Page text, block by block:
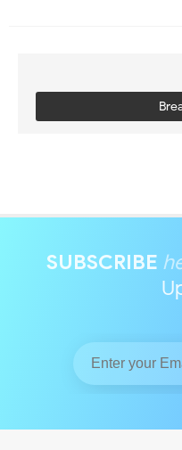
SUBSCRIBE